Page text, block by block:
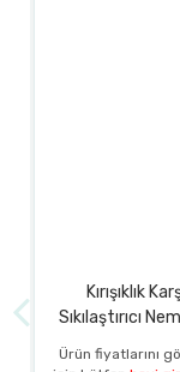
Kırışıklık
Sıkılaştırıcı
Ürün fiyatlarını